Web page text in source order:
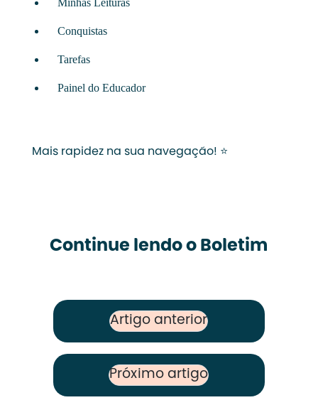
Conquistas
Tarefas
Painel do Educador
Mais rapidez na sua navegação! ⭐
Continue lendo o Boletim
Previous Post
Artigo anterior
Next Post
Próximo artigo